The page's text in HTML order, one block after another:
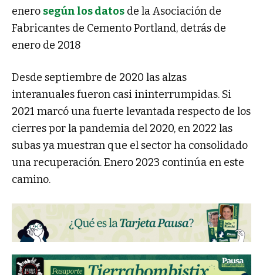
enero según los datos de la Asociación de
Fabricantes de Cemento Portland, detrás de
enero de 2018
Desde septiembre de 2020 las alzas
interanuales fueron casi ininterrumpidas. Si
2021 marcó una fuerte levantada respecto de los
cierres por la pandemia del 2020, en 2022 las
subas ya muestran que el sector ha consolidado
una recuperación. Enero 2023 continúa en este
camino.